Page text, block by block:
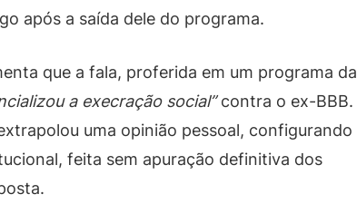
após a saída dele do programa.
que a fala, proferida em um programa da
a execração social”contra o ex-BBB.
uma opinião pessoal, configurando
feita sem apuração definitiva dos